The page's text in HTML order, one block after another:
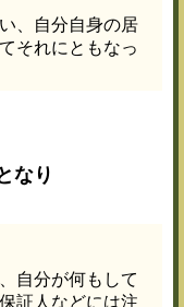
、自分自身の居
それにともなっ
なり
自分が何もして
証人などには注